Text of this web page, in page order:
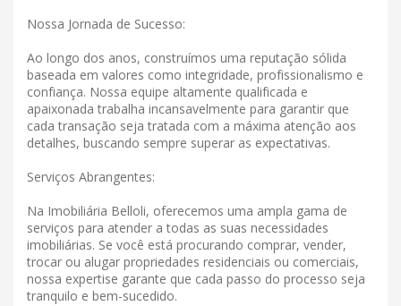
Nossa Jornada de Sucesso:
Ao longo dos anos, construímos uma reputação sólida
baseada em valores como integridade, profissionalismo e
confiança. Nossa equipe altamente qualificada e
apaixonada trabalha incansavelmente para garantir que
cada transação seja tratada com a máxima atenção aos
detalhes, buscando sempre superar as expectativas.
Serviços Abrangentes:
Na Imobiliária Belloli, oferecemos uma ampla gama de
serviços para atender a todas as suas necessidades
imobiliárias. Se você está procurando comprar, vender,
trocar ou alugar propriedades residenciais ou comerciais,
nossa expertise garante que cada passo do processo seja
tranquilo e bem-sucedido.